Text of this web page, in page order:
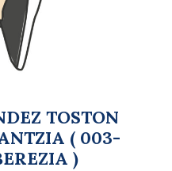
TOSTON
( 003-
)